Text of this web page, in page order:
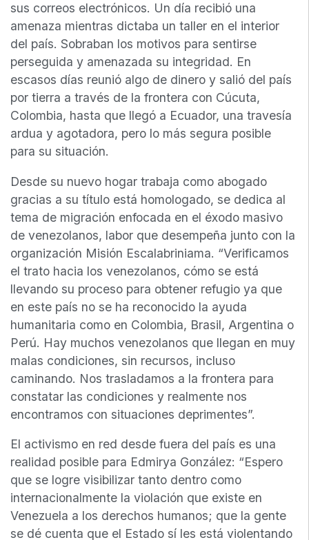
sus correos electrónicos. Un día recibió una
amenaza mientras dictaba un taller en el interior
del país. Sobraban los motivos para sentirse
perseguida y amenazada su integridad. En
escasos días reunió algo de dinero y salió del país
por tierra a través de la frontera con Cúcuta,
Colombia, hasta que llegó a Ecuador, una travesía
ardua y agotadora, pero lo más segura posible
para su situación.
Desde su nuevo hogar trabaja como abogado
gracias a su título está homologado, se dedica al
tema de migración enfocada en el éxodo masivo
de venezolanos, labor que desempeña junto con la
organización Misión Escalabriniama. “Verificamos
el trato hacia los venezolanos, cómo se está
llevando su proceso para obtener refugio ya que
en este país no se ha reconocido la ayuda
humanitaria como en Colombia, Brasil, Argentina o
Perú. Hay muchos venezolanos que llegan en muy
malas condiciones, sin recursos, incluso
caminando. Nos trasladamos a la frontera para
constatar las condiciones y realmente nos
encontramos con situaciones deprimentes”.
El activismo en red desde fuera del país es una
realidad posible para Edmirya González: “Espero
que se logre visibilizar tanto dentro como
internacionalmente la violación que existe en
Venezuela a los derechos humanos; que la gente
se dé cuenta que el Estado sí les está violentando